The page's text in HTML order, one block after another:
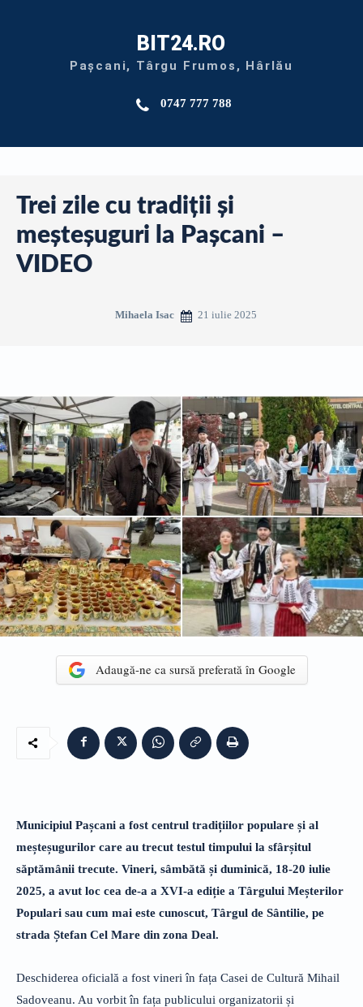
BIT24.RO
Pașcani, Târgu Frumos, Hârlău
0747 777 788
Trei zile cu tradiții și
meșteșuguri la Pașcani –
VIDEO
Mihaela Isac 21 iulie 2025
Adaugă-ne ca sursă preferată în Google
Municipiul Pașcani a fost centrul tradițiilor populare și al
meșteșugurilor care au trecut testul timpului la sfârșitul
săptămânii trecute. Vineri, sâmbătă și duminică, 18-20 iulie
2025, a avut loc cea de-a a XVI-a ediție a Târgului Meșterilor
Populari sau cum mai este cunoscut, Târgul de Sântilie, pe
strada Ștefan Cel Mare din zona Deal.
Deschiderea oficială a fost vineri în fața Casei de Cultură Mihail
Sadoveanu. Au vorbit în fața publicului organizatorii și